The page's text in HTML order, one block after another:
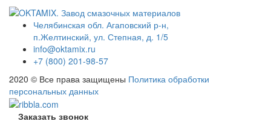
Челябинская обл. Агаповский р-н,
п.Желтинский, ул. Степная, д. 1/5
info@oktamix.ru
+7 (800) 201-98-57
2020 © Все права защищены Политика обработки
персональных данных
Заказать звонок